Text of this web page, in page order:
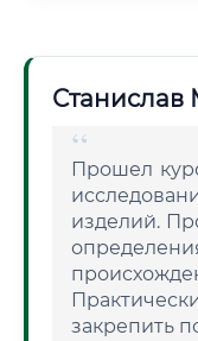
Станислав
Прошел
изделий.
закрепить